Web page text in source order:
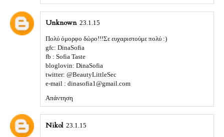
Unknown 23.1.15
Πολύ όμορφο δώρο!!!Σε ευχαριστούμε πολύ :)
gfc: DinaSofia
fb : Sofia Taste
bloglovin: DinaSofia
twitter: @BeautyLittleSec
e-mail : dinasofia1@gmail.com
Απάντηση
Nikol 23.1.15